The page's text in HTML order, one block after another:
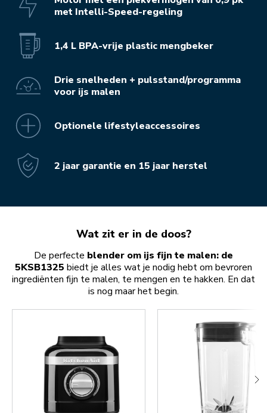
met Intelli-Speed-regeling
1,4 L BPA-vrije plastic mengbeker
Drie snelheden + pulsstand/programma
voor ijs malen
Optionele lifestyleaccessoires
2 jaar garantie en 15 jaar herstel
Wat zit er in de doos?
De perfecte blender om ijs fijn te malen: de
5KSB1325 biedt je alles wat je nodig hebt om bevroren
ingrediënten fijn te malen, te mengen en te hakken. En dat
is nog maar het begin.